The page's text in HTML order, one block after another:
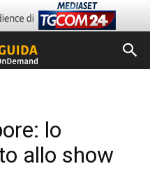
lo
allo show